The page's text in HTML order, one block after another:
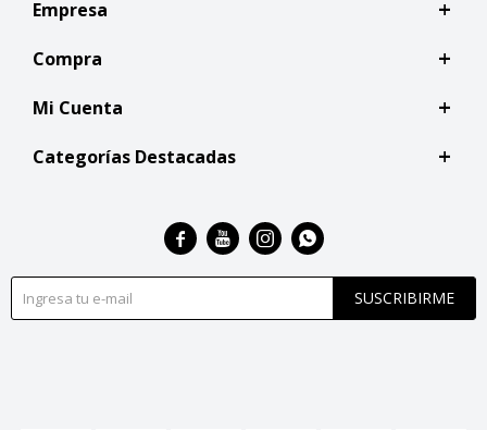
Empresa
Compra
Mi Cuenta
Categorías Destacadas
SUSCRIBIRME
   